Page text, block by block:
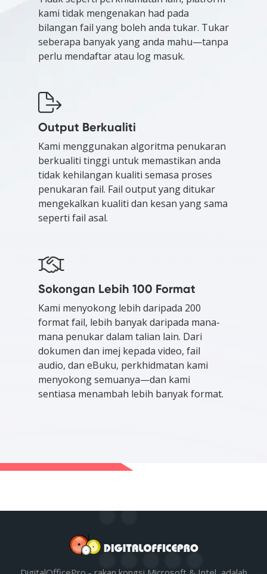
kami tidak mengenakan had pada
bilangan fail yang boleh anda tukar. Tukar
seberapa banyak yang anda mahu—tanpa
perlu mendaftar atau log masuk.
Output Berkualiti
Kami menggunakan algoritma penukaran
berkualiti tinggi untuk memastikan anda
tidak kehilangan kualiti semasa proses
penukaran fail. Fail output yang ditukar
mengekalkan kualiti dan kesan yang sama
seperti fail asal.
Sokongan Lebih 100 Format
Kami menyokong lebih daripada 200
format fail, lebih banyak daripada mana-
mana penukar dalam talian lain. Dari
dokumen dan imej kepada video, fail
audio, dan eBuku, perkhidmatan kami
menyokong semuanya—dan kami
sentiasa menambah lebih banyak format.